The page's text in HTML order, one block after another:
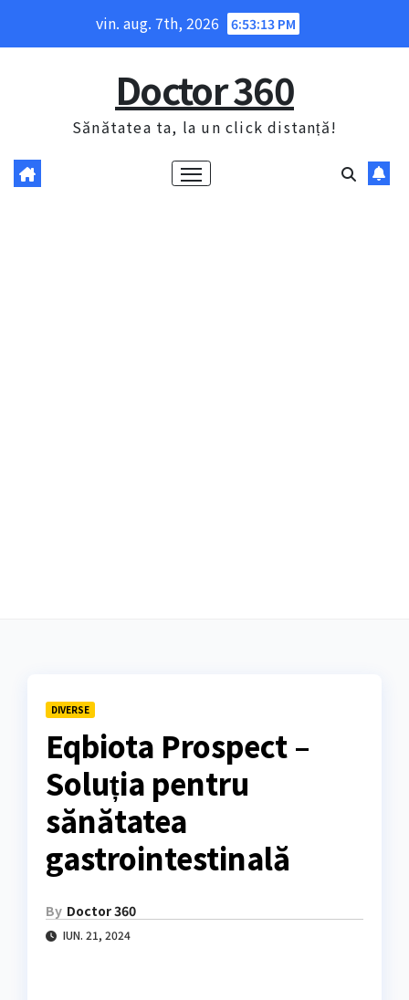
vin. aug. 7th, 2026 6:53:14 PM
Doctor 360
Sănătatea ta, la un click distanță!
DIVERSE
Eqbiota Prospect –
Soluția pentru
sănătatea
gastrointestinală
By Doctor 360
IUN. 21, 2024